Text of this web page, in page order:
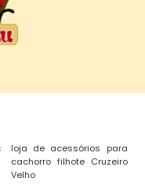
loja de acessórios para
cachorro filhote Cruzeiro
Velho